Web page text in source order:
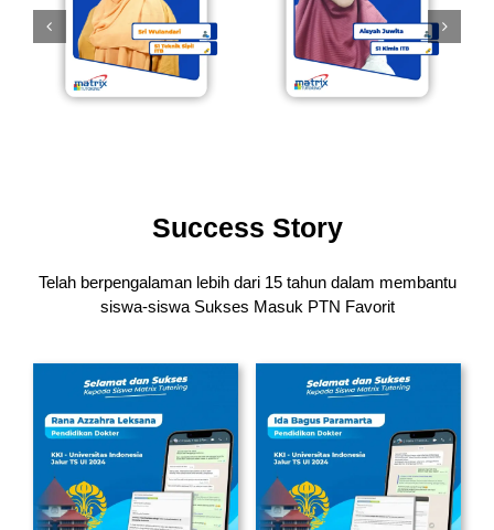
Success Story
Telah berpengalaman lebih dari 15 tahun dalam membantu
siswa-siswa Sukses Masuk PTN Favorit